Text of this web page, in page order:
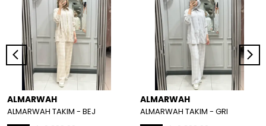
ALMARWAH
ALMARWAH TAKIM - BEJ
ALMARWAH
ALMARWAH TAKIM - GRI